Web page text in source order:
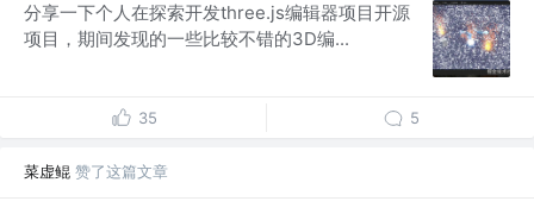
分享一下个人在探索开发three.js编辑器项目开源
项目，期间发现的一些比较不错的3D编...
35 5
菜虚鲲 赞了这篇文章